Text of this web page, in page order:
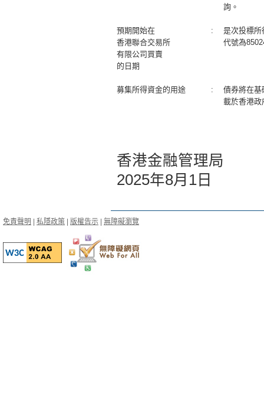
詢。
預期開始在
香港聯合交易所
有限公司買賣
的日期
:
是次投標所
代號為
募集所得資金的用途 :
債券將在基
載於香港政
香港金融管理局
2025年8月1日
免責聲明 私隱政策 版權告示 無障礙瀏覽